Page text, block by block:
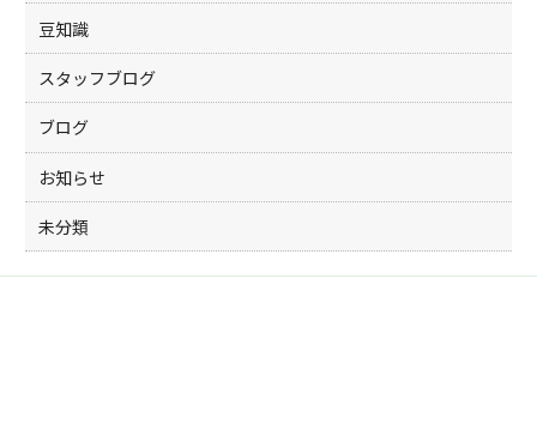
豆知識
スタッフブログ
ブログ
お知らせ
未分類